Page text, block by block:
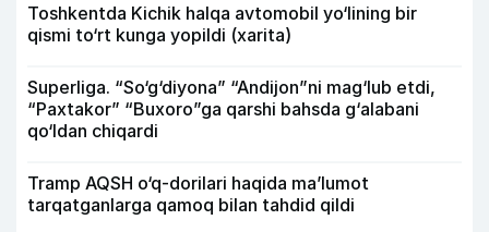
Toshkentda Kichik halqa avtomobil yo‘lining bir
qismi to‘rt kunga yopildi (xarita)
Superliga. “So‘g‘diyona” “Andijon”ni mag‘lub etdi,
“Paxtakor” “Buxoro”ga qarshi bahsda g‘alabani
qo‘ldan chiqardi
Tramp AQSH o‘q-dorilari haqida ma’lumot
tarqatganlarga qamoq bilan tahdid qildi